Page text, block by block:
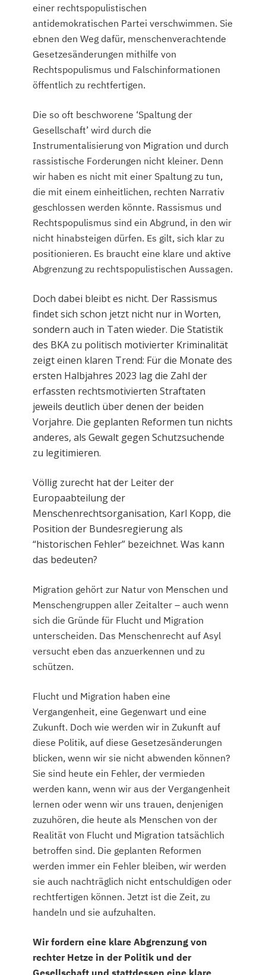
einer rechtspopulistischen
antidemokratischen Partei verschwimmen. Sie
ebnen den Weg dafür, menschenverachtende
Gesetzesänderungen mithilfe von
Rechtspopulismus und Falschinformationen
öffentlich zu rechtfertigen.
Die so oft beschworene ‘Spaltung der
Gesellschaft’ wird durch die
Instrumentalisierung von Migration und durch
rassistische Forderungen nicht kleiner. Denn
wir haben es nicht mit einer Spaltung zu tun,
die mit einem einheitlichen, rechten Narrativ
geschlossen werden könnte. Rassismus und
Rechtspopulismus sind ein Abgrund, in den wir
nicht hinabsteigen dürfen. Es gilt, sich klar zu
positionieren. Es braucht eine klare und aktive
Abgrenzung zu rechtspopulistischen Aussagen.
Doch dabei bleibt es nicht. Der Rassismus
findet sich schon jetzt nicht nur in Worten,
sondern auch in Taten wieder. Die Statistik
des BKA zu politisch motivierter Kriminalität
zeigt einen klaren Trend: Für die Monate des
ersten Halbjahres 2023 lag die Zahl der
erfassten rechtsmotivierten Straftaten
jeweils deutlich über denen der beiden
Vorjahre. Die geplanten Reformen tun nichts
anderes, als Gewalt gegen Schutzsuchende
zu legitimieren.
Völlig zurecht hat der Leiter der
Europaabteilung der
Menschenrechtsorganisation, Karl Kopp, die
Position der Bundesregierung als
“historischen Fehler” bezeichnet. Was kann
das bedeuten?
Migration gehört zur Natur von Menschen und
Menschengruppen aller Zeitalter – auch wenn
sich die Gründe für Flucht und Migration
unterscheiden. Das Menschenrecht auf Asyl
versucht eben das anzuerkennen und zu
schützen.
Flucht und Migration haben eine
Vergangenheit, eine Gegenwart und eine
Zukunft. Doch wie werden wir in Zukunft auf
diese Politik, auf diese Gesetzesänderungen
blicken, wenn wir sie nicht abwenden können?
Sie sind heute ein Fehler, der vermieden
werden kann, wenn wir aus der Vergangenheit
lernen oder wenn wir uns trauen, denjenigen
zuzuhören, die heute als Menschen von der
Realität von Flucht und Migration tatsächlich
betroffen sind. Die geplanten Reformen
werden immer ein Fehler bleiben, wir werden
sie auch nachträglich nicht entschuldigen oder
rechtfertigen können. Jetzt ist die Zeit, zu
handeln und sie aufzuhalten.
Wir fordern eine klare Abgrenzung von
rechter Hetze in der Politik und der